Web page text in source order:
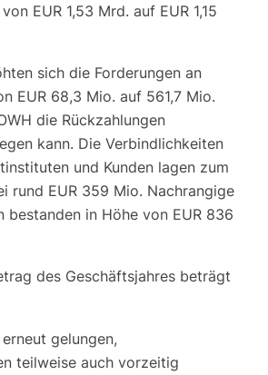
EUR 1,53 Mrd. auf EUR 1,15
sich die Forderungen an
EUR 68,3 Mio. auf 561,7 Mio.
die Rückzahlungen
kann. Die Verbindlichkeiten
und Kunden lagen zum
rund EUR 359 Mio. Nachrangige
bestanden in Höhe von EUR 836
des Geschäftsjahres beträgt
gelungen,
teilweise auch vorzeitig